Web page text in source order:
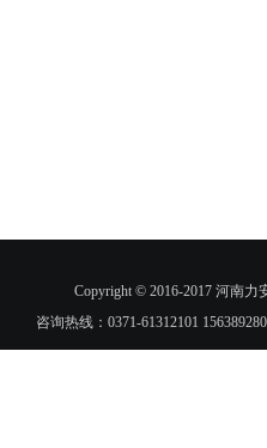
Copyright © 2016-2017 河南
咨询热线：0371-61312101